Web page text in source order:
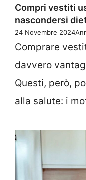
Compri vestiti
nascondersi
24 Novembre 2024
Comprare
davvero
Questi, però,
alla salute: i